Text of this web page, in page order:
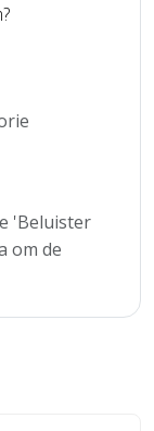
'Beluister
om de